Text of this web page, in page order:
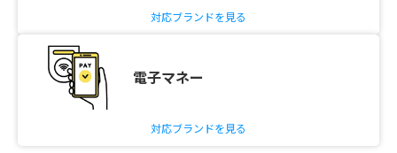
対応ブランドを見る
電子マネー
対応ブランドを見る